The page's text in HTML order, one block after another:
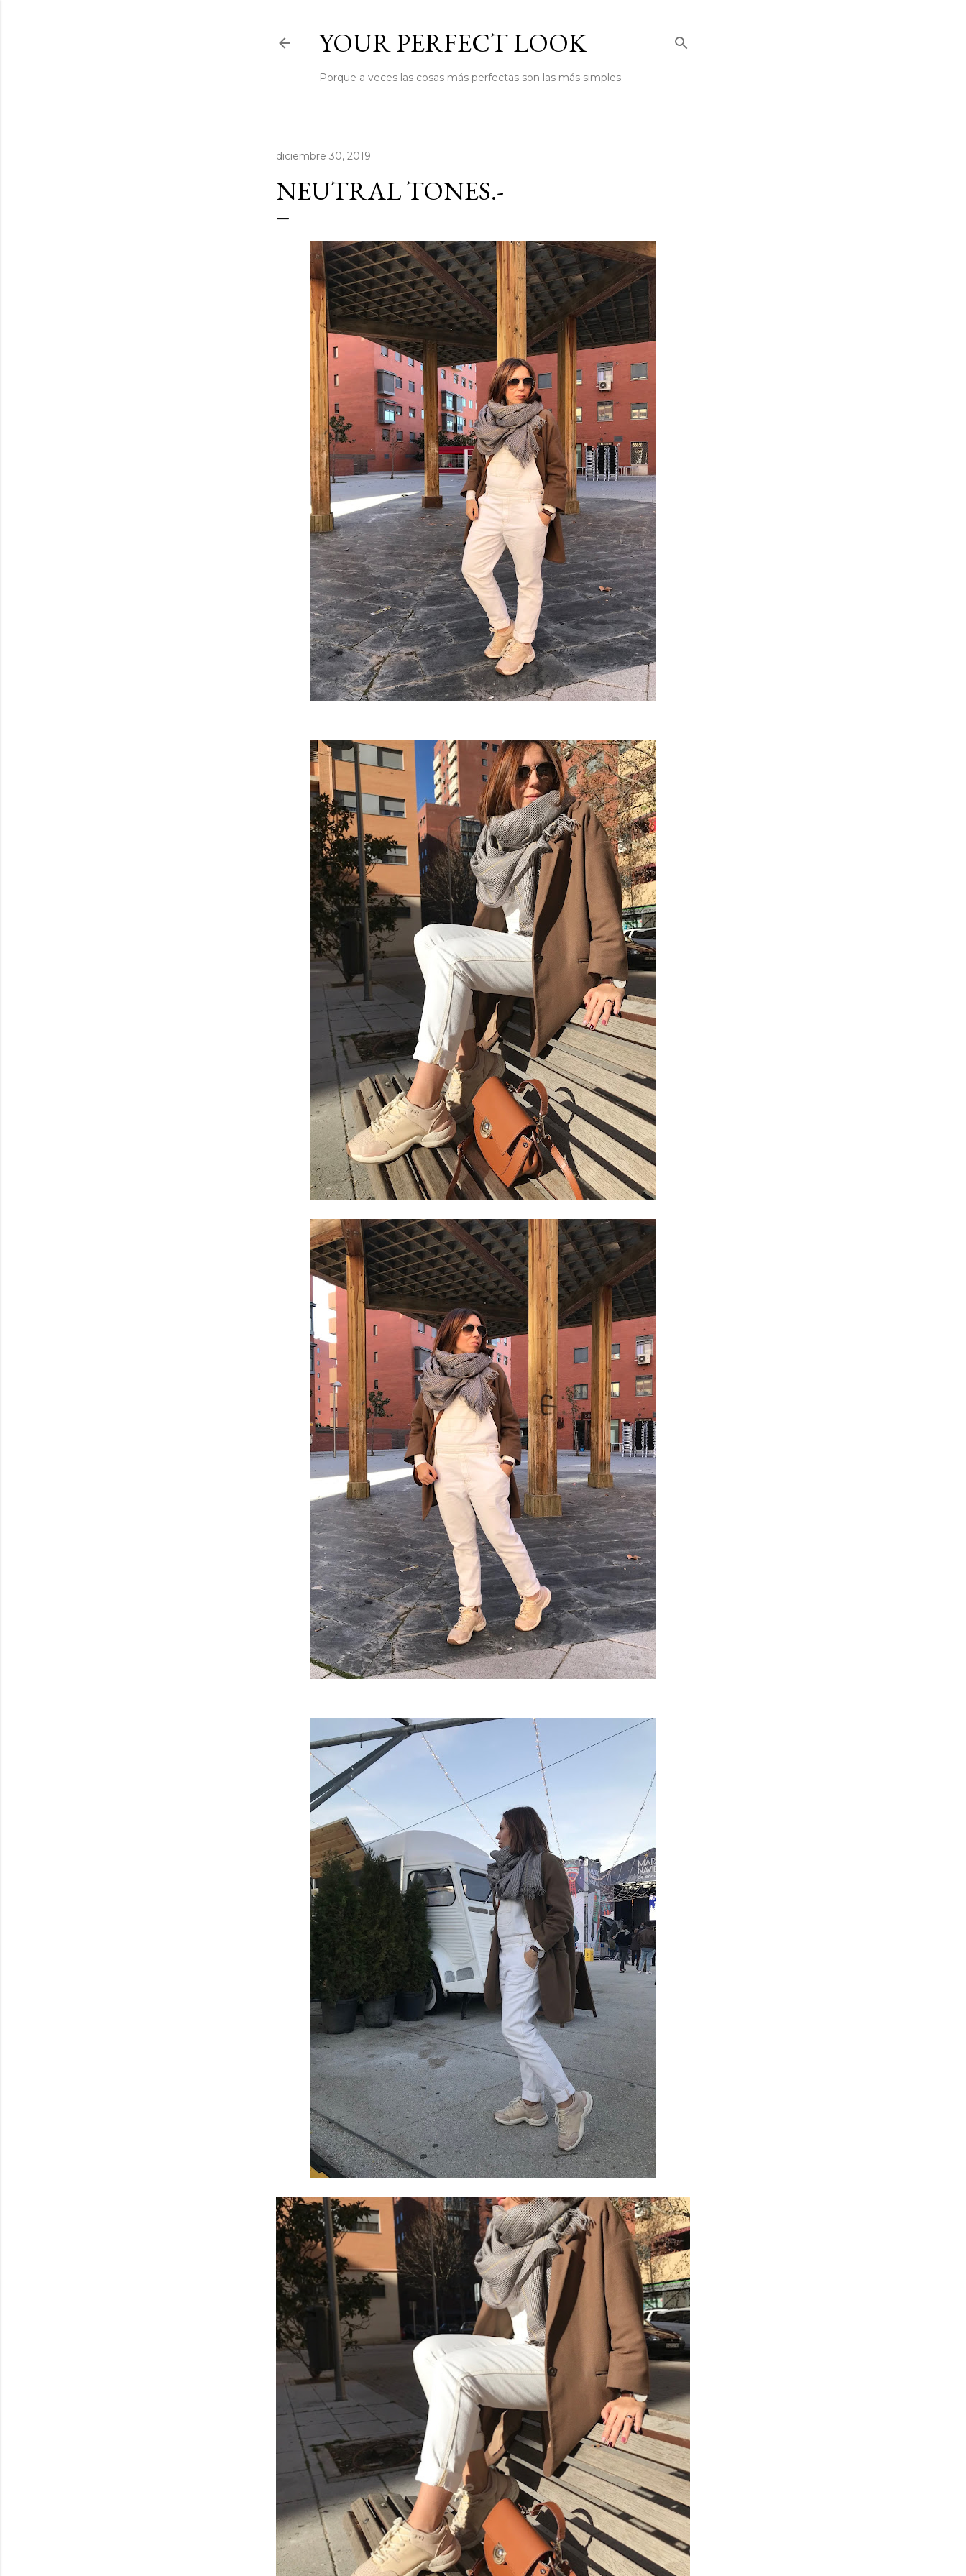
YOUR PERFECT LOOK
Porque a veces las cosas más perfectas son las más simples.
diciembre 30, 2019
NEUTRAL TONES.-